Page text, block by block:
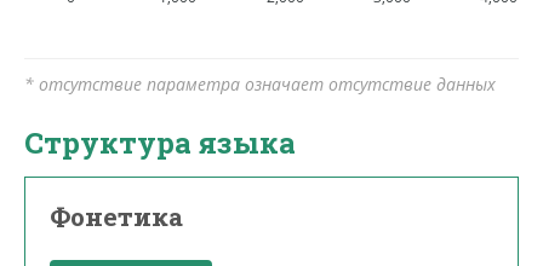
* отсутствие параметра означает отсутствие данных
Структура языка
Фонетика